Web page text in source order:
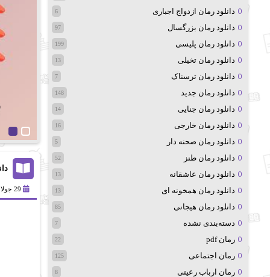
29 جولای 2025
دانلود رمان ازدواج اجباری 6
دانلود رمان بزرگسال 97
دانلود رمان پلیسی 199
دانلود رمان تخیلی 13
دانلود رمان ترسناک 7
دانلود رمان جدید 148
دانلود رمان جنایی 14
دانلود رمان خارجی 16
دانلود رمان صحنه دار 5
دانلود رمان طنز 52
دانلود رمان عاشقانه 13
دانلود رمان همخونه ای 13
دانلود رمان هیجانی 85
دسته‌بندی نشده 7
رمان pdf 22
رمان اجتماعی 125
رمان ارباب رعیتی 8